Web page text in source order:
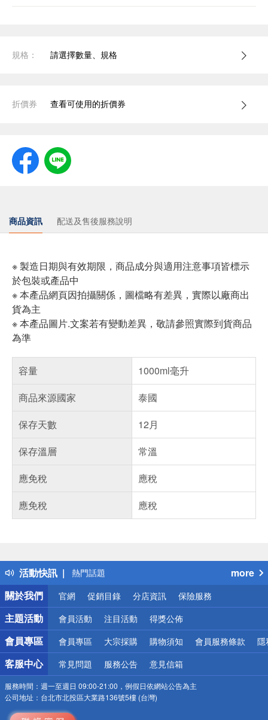
規格： 請選擇數量、規格
折價券 查看可使用的折價券
商品資訊 配送及售後服務說明
※ 製造日期與有效期限，商品成分與適用注意事項皆標示
於包裝或產品中
※ 本產品網頁因拍攝關係，圖檔略有差異，實際以廠商出
貨為主
※ 本產品圖片.文案若有變動差異，敬請參照實際到貨商品
為準
容量
1000ml毫升
商品來源國家
泰國
保存天數
12月
保存溫層
常溫
應免稅
應稅
應免稅
應稅
活動快訊
得獎公告
熱門話題
銀行優惠
偏遠地區配送
詐騙網頁！請小心！
more
關於我們
官網 促銷目錄 分店資訊 保險服務
主題活動 會員活動 注目活動 得獎公佈
會員專區 會員專區 大宗採購 購物須知 會員服務條款 隱
客服中心 常見問題 服務公告 意見信箱
服務時間： 週一至週日 09:00-21:00，例假日依網站公告為主
公司地址： 台北市北投區大業路136號5樓 (台灣)